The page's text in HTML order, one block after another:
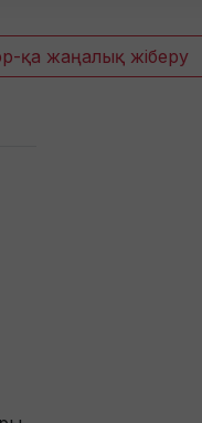
қа жаңалық жіберу